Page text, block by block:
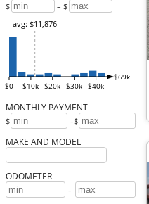
$ – $
$0 $10k $20k $30k $40k
$69k
avg: $11,876
MONTHLY PAYMENT
$ -$
MAKE AND MODEL
ODOMETER
-